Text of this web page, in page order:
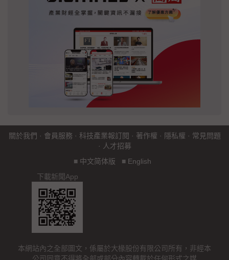
關於我們 · 會員服務 · 科技產業報訂閱 · 著作權 · 隱私權 · 常見問題
· 人才招募
■ 中文简体版 ■ English
下載新聞App
本網站內之全部圖文，係屬於大椽股份有限公司所有，非經本